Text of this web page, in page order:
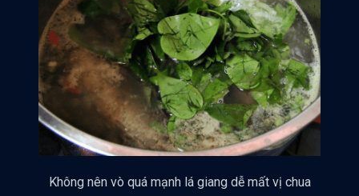
Không nên vò quá mạnh lá giang dễ mất vị chua